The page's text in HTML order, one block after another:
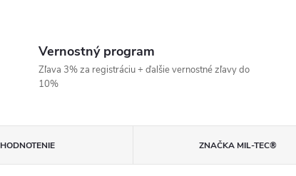
Vernostný program
Zľava 3% za registráciu + ďalšie vernostné zľavy do
10%
HODNOTENIE ZNAČKAMIL-TEC®